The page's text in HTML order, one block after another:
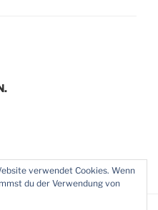
verwendet Cookies. Wenn
du der Verwendung von